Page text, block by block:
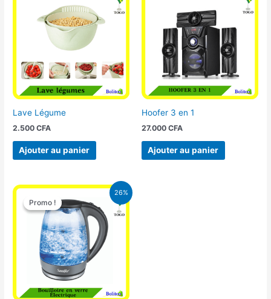
Lave Légume
2.500CFA
Ajouter au panier
Hoofer 3 en 1
27.000 CFA
Ajouter au panier
26%
Promo !
Promo !
Le
prix
initial
16.900 CFA.
Le
prix
actuel
est :
12.500 CFA.